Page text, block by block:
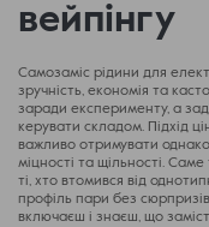
вейпінгу
Самозаміс рідини для
зручність, економія та
заради експерименту, а
керувати складом. Підхід
важливо отримувати
міцності та щільності.
ті, хто втомився від
профіль пари без
включаєш і знаєш, що